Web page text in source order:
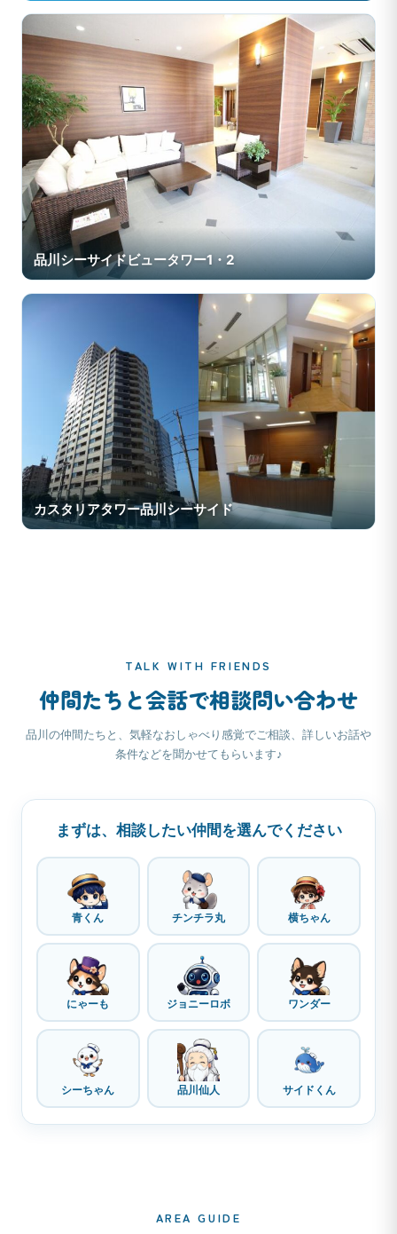
品川シーサイドビュータワー1・2
カスタリアタワー品川シーサイド
TALK WITH FRIENDS
仲間たちと会話で相談問い合わせ
品川の仲間たちと、気軽なおしゃべり感覚でご相談、詳しいお話や
条件などを聞かせてもらいます♪
まずは、相談したい仲間を選んでください
青くん チンチラ丸 横ちゃん
にゃーも ジョニーロボ ワンダー
シーちゃん 品川仙人 サイドくん
AREA GUIDE